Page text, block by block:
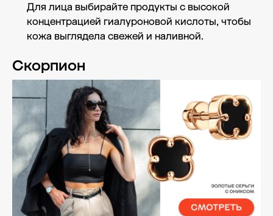
Для лица выбирайте продукты с высокой
концентрацией гиалуроновой кислоты, чтобы
кожа выглядела свежей и наливной.
Скорпион